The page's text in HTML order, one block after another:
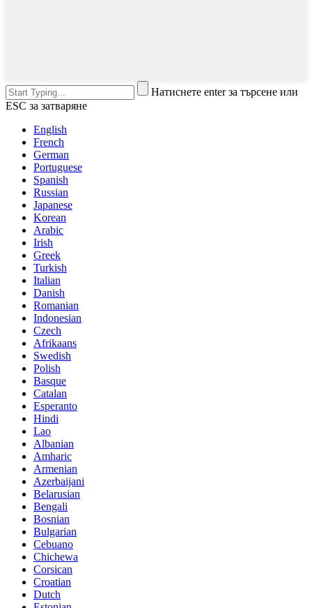
Натиснете enter за търсене или
ESC за затваряне
English
French
German
Portuguese
Spanish
Russian
Japanese
Korean
Arabic
Irish
Greek
Turkish
Italian
Danish
Romanian
Indonesian
Czech
Afrikaans
Swedish
Polish
Basque
Catalan
Esperanto
Hindi
Lao
Albanian
Amharic
Armenian
Azerbaijani
Belarusian
Bengali
Bosnian
Bulgarian
Cebuano
Chichewa
Corsican
Croatian
Dutch